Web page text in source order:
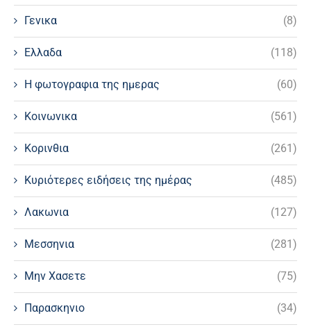
Γενικα (8)
Ελλαδα (118)
Η φωτογραφια της ημερας (60)
Κοινωνικα (561)
Κορινθια (261)
Κυριότερες ειδήσεις της ημέρας (485)
Λακωνια (127)
Μεσσηνια (281)
Μην Χασετε (75)
Παρασκηνιο (34)